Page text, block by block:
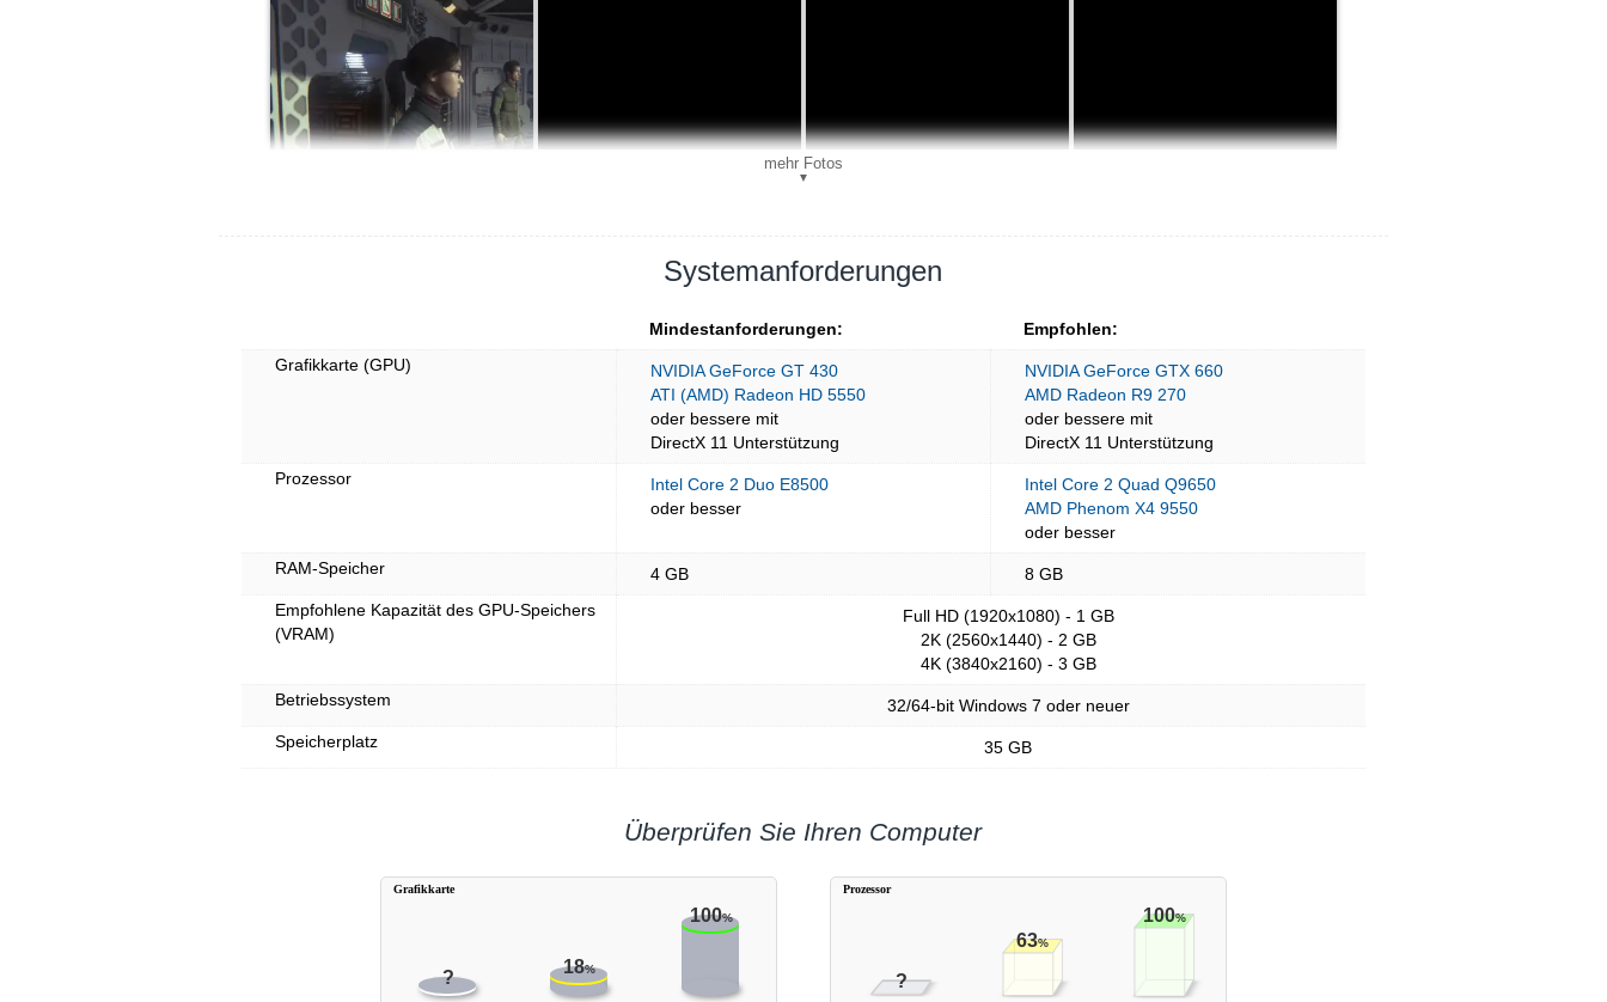
mehr Fotos
▼
Systemanforderungen
Mindestanforderungen:
Empfohlen:
Grafikkarte (GPU)
NVIDIA GeForce GT 430
ATI (AMD) Radeon HD 5550
oder bessere mit
DirectX 11 Unterstützung
NVIDIA GeForce GTX 660
AMD Radeon R9 270
oder bessere mit
DirectX 11 Unterstützung
Prozessor
Intel Core 2 Duo E8500
oder besser
Intel Core 2 Quad Q9650
AMD Phenom X4 9550
oder besser
RAM-Speicher
4 GB
8 GB
Empfohlene Kapazität des GPU-Speichers
(VRAM)
Full HD (1920x1080) - 1 GB
2K (2560x1440) - 2 GB
4K (3840x2160) - 3 GB
Betriebssystem
32/64-bit Windows 7 oder neuer
Speicherplatz
35 GB
Überprüfen Sie Ihren Computer
?
18%
100%
Grafikkarte
?
63%
100%
Prozessor